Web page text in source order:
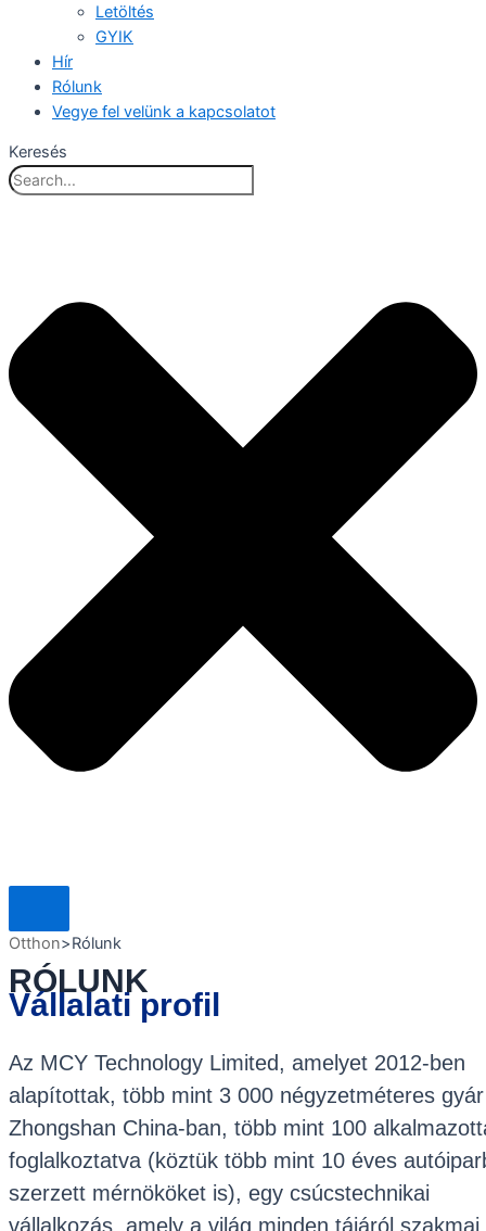
Letöltés
GYIK
Hír
Rólunk
Vegye fel velünk a kapcsolatot
Keresés
Otthon>Rólunk
RÓLUNK
Vállalati profil
Az MCY Technology Limited, amelyet 2012-ben
alapítottak, több mint 3 000 négyzetméteres gyár
Zhongshan China-ban, több mint 100
foglalkoztatva (köztük több mint 10 éves
szerzett mérnököket is), egy csúcstechnikai
vállalkozás, amely a világ minden tájáról szakmai